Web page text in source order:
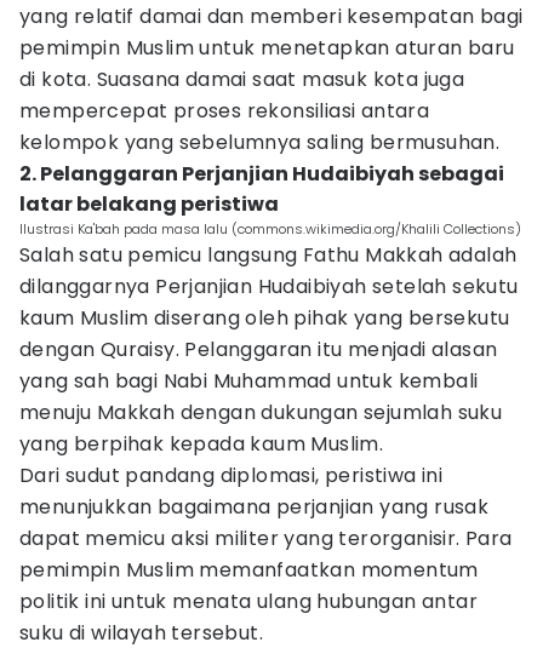
yang relatif damai dan memberi kesempatan bagi
pemimpin Muslim untuk menetapkan aturan baru
di kota. Suasana damai saat masuk kota juga
mempercepat proses rekonsiliasi antara
kelompok yang sebelumnya saling bermusuhan.
2. Pelanggaran Perjanjian Hudaibiyah sebagai
latar belakang peristiwa
Ilustrasi Ka'bah pada masa lalu (commons.wikimedia.org/Khalili Collections)
Salah satu pemicu langsung Fathu Makkah adalah
dilanggarnya Perjanjian Hudaibiyah setelah sekutu
kaum Muslim diserang oleh pihak yang bersekutu
dengan Quraisy. Pelanggaran itu menjadi alasan
yang sah bagi Nabi Muhammad untuk kembali
menuju Makkah dengan dukungan sejumlah suku
yang berpihak kepada kaum Muslim.
Dari sudut pandang diplomasi, peristiwa ini
menunjukkan bagaimana perjanjian yang rusak
dapat memicu aksi militer yang terorganisir. Para
pemimpin Muslim memanfaatkan momentum
politik ini untuk menata ulang hubungan antar
suku di wilayah tersebut.